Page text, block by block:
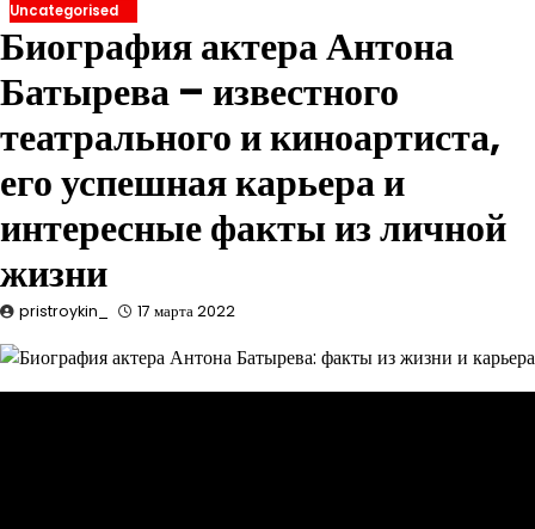
Uncategorised
Биография актера Антона
Батырева – известного
театрального и киноартиста,
его успешная карьера и
интересные факты из личной
жизни
pristroykin_ 17 марта 2022